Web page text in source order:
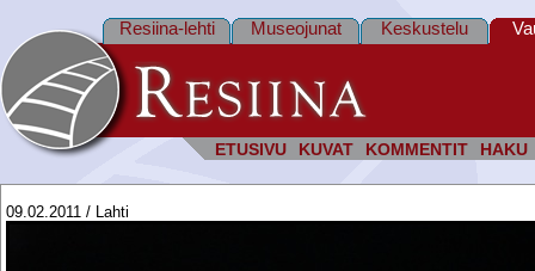
ETUSIVU KUVAT KOMMENTIT HAKU
Resiina-lehti Museojunat Keskustelu
09.02.2011 / Lahti